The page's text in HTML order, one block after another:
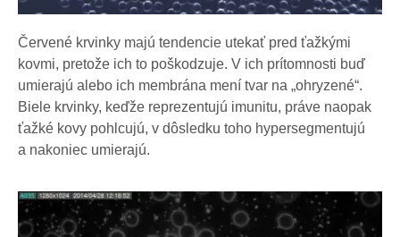
Červené krvinky majú tendencie utekať pred ťažkými
kovmi, pretože ich to poškodzuje. V ich prítomnosti buď
umierajú alebo ich membrána mení tvar na „ohryzené“.
Biele krvinky, keďže reprezentujú imunitu, práve naopak
ťažké kovy pohlcujú, v dôsledku toho hypersegmentujú
a nakoniec umierajú.